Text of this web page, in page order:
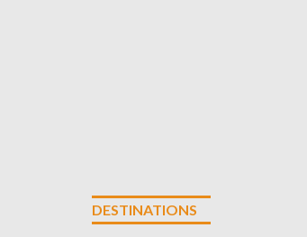
DESTINATIONS